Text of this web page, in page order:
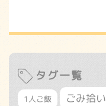
タグ一覧
1人ご飯 ごみ拾い